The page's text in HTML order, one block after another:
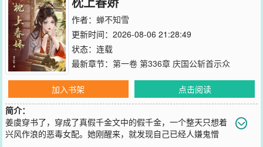
作者： 蝉不知雪
更新时间：2026-08-06 21:28:49
状态：连载
最新章节： 第一卷 第336章 庆国公斩首示众
加入书架
点击阅读
简介：
姜虞穿书了，穿成了真假千金文中的假千金，一个整天只想着
兴风作浪的恶毒女配。她刚醒来，就发现自己已经人嫌鬼憎